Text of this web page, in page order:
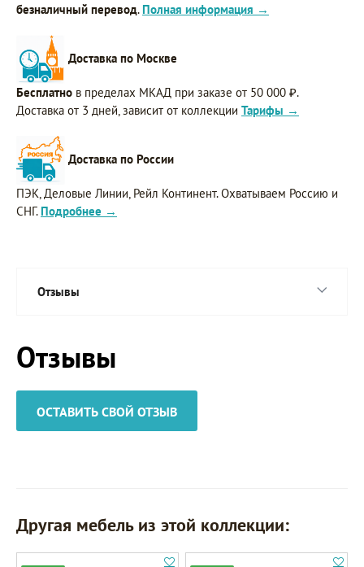
безналичный перевод. Полная информация →
Доставка по Москве
Бесплатно в пределах МКАД при заказе от 50 000 ₽.
Доставка от 3 дней, зависит от коллекции Тарифы →
Доставка по России
ПЭК, Деловые Линии, Рейл Континент. Охватываем Россию и
СНГ. Подробнее →
Отзывы
Отзывы
ОСТАВИТЬ СВОЙ ОТЗЫВ
Другая мебель из этой коллекции: